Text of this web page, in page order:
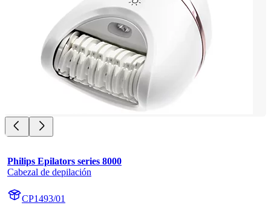
Philips Epilators series 8000
Cabezal de depilación
CP1493/01